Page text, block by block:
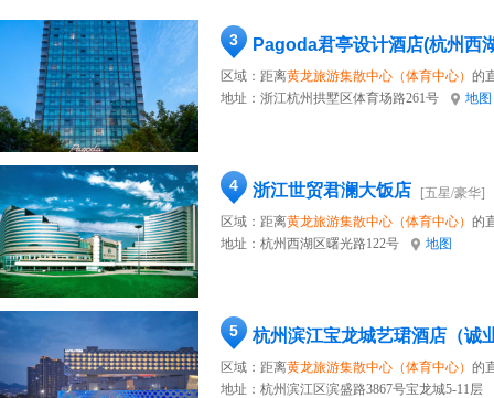
3 Pagoda君亭设计酒店(杭州西
区域：距离黄龙旅游集散中心（体育中心） 的
地址： 浙江杭州拱墅区体育场路261号 地图
4 浙江世贸君澜大饭店
[五星/豪华]
区域：距离黄龙旅游集散中心（体育中心） 的
地址： 杭州西湖区曙光路122号 地图
5 杭州滨江宝龙城艺珺酒店（诚
区域：距离黄龙旅游集散中心（体育中心） 的
地址： 杭州滨江区滨盛路3867号宝龙城5-11层